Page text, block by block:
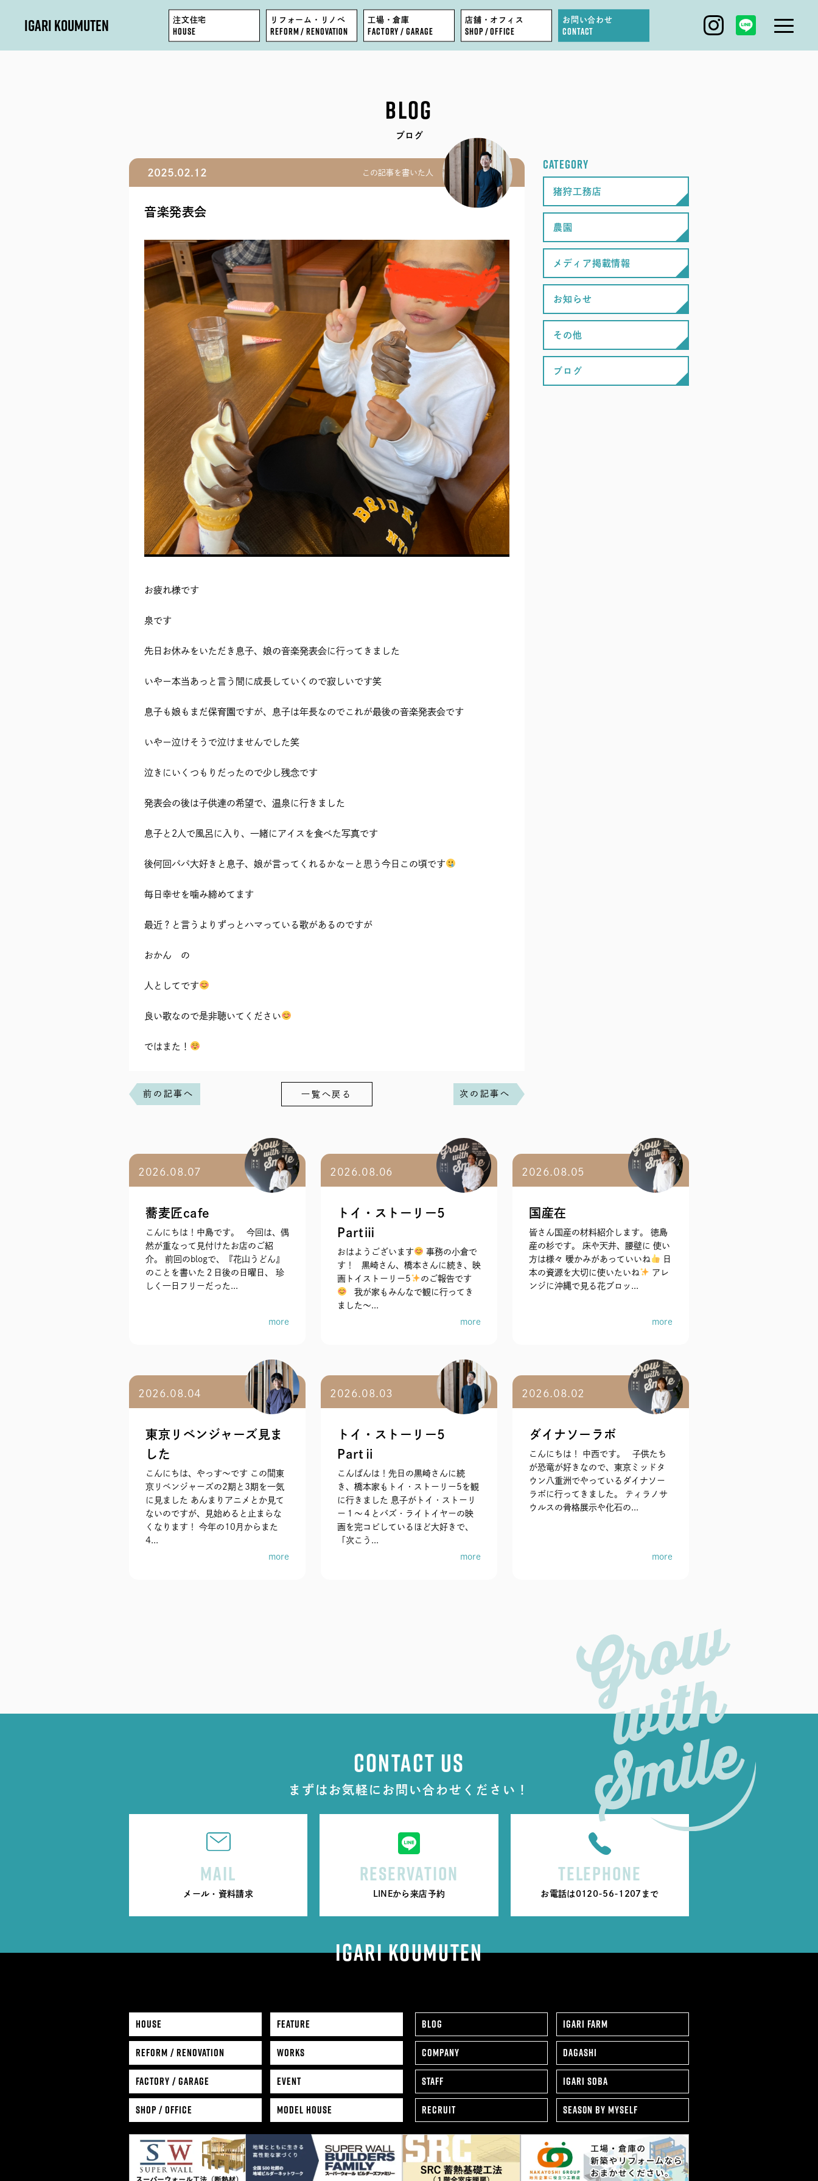
IGARI KOUMUTEN 注文住宅
HOUSE
リフォーム・リノベ
REFORM / RENOVATION
工場・倉庫
FACTORY / GARAGE
店舗・オフィス
SHOP / OFFICE
お問い合わせ
CONTACT
FACTORY / GARAGE
EVENT
SHOP / OFFICE
MODEL HOUSE
BLOG
COMPANY
STAFF
RECRUIT
SEAS0N BY MYSELF
BLOG
ブログ
2025.02.12 この記事を書いた人
音楽発表会
お疲れ様です
泉です
先日お休みをいただき息子、娘の音楽発表会に行ってきました
いやー本当あっと言う間に成長していくので寂しいです笑
息子も娘もまだ保育園ですが、息子は年長なのでこれが最後の音楽発表会です
いやー泣けそうで泣けませんでした笑
泣きにいくつもりだったので少し残念です
発表会の後は子供達の希望で、温泉に行きました
息子と2人で風呂に入り、一緒にアイスを食べた写真です
後何回パパ大好きと息子、娘が言ってくれるかなーと思う今日この頃です
毎日幸せを噛み締めてます
最近？と言うよりずっとハマっている歌があるのですが
おかん の
人としてです
良い歌なので是非聴いてください
ではまた！
前の記事へ 一覧へ戻る 次の記事へ
CATEGORY
猪狩工務店
農園
メディア掲載情報
お知らせ
その他
ブログ
2026.08.07
蕎麦匠cafe
こんにちは！中島です。 今回は、偶
然が重なって見付けたお店のご紹
介。 前回のblogで、『花山うどん』
のことを書いた２日後の日曜日、 珍
しく一日フリーだった...
more
2026.08.06
トイ・ストーリー5
Partⅲ
おはようございます
事務の小倉で
す！ 黒崎さん、橋本さんに続き、映
画トイストーリー5
のご報告です
我が家もみんなで観に行ってき
ました～...
more
2026.08.05
国産在
皆さん国産の材料紹介します。 徳島
産の杉です。 床や天井、腰壁に 使い
方は様々 暖かみがあっていいね
日
本の資源を大切に使いたいね
アレ
ンジに沖縄で見る花ブロッ...
more
2026.08.04
東京リベンジャーズ見ま
した
こんにちは、やっす〜です この間東
京リベンジャーズの2期と3期を一気
に見ました あんまりアニメとか見て
ないのですが、見始めると止まらな
くなります！ 今年の10月からまた
4...
more
2026.08.03
トイ・ストーリー5
Partⅱ
こんばんは！先日の黒崎さんに続
き、橋本家もトイ・ストーリー5を観
に行きました 息子がトイ・ストーリ
ー１〜４とバズ・ライトイヤーの映
画を完コピしているほど大好きで、
「次こう...
more
2026.08.02
ダイナソーラボ
こんにちは！ 中西です。 子供たち
が恐竜が好きなので、東京ミッドタ
ウン八重洲でやっているダイナソー
ラボに行ってきました。 ティラノサ
ウルスの骨格展示や化石の...
more
CONTACT US
まずはお気軽にお問い合わせください！
MAIL
メール・資料請求
RESERVATION
LINEから来店予約
TELEPHONE
お電話は0120-56-1207 まで
IGARI KOUMUTEN
HOUSE
FEATURE
REFORM / RENOVATION
WORKS
FACTORY / GARAGE
EVENT
SHOP / OFFICE
MODEL HOUSE
BLOG
IGARI FARM
COMPANY
DAGASHI
STAFF
IGARI SOBA
RECRUIT
SEAS0N BY MYSELF